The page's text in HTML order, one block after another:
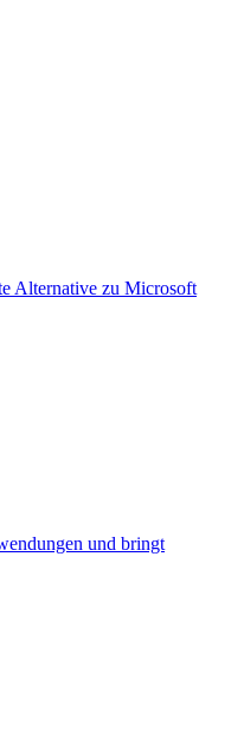
Alternative zu Microsoft
und bringt